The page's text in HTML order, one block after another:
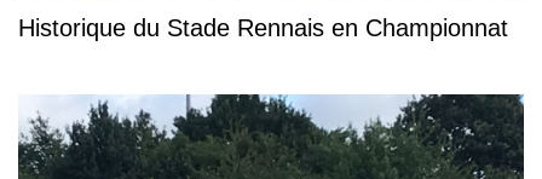
Historique du Stade Rennais en Championnat